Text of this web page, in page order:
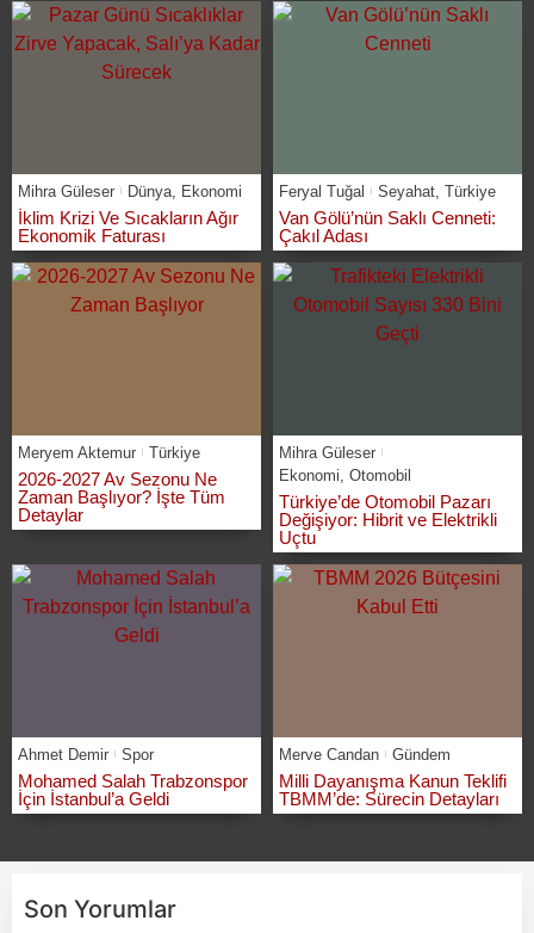
Mihra Güleser Dünya Ekonomi
İklim Krizi Ve Sıcakların Ağır
Ekonomik Faturası
Feryal Tuğal Seyahat Türkiye
Van Gölü’nün Saklı Cenneti:
Çakıl Adası
Meryem Aktemur Türkiye
2026-2027 Av Sezonu Ne
Zaman Başlıyor? İşte Tüm
Detaylar
Mihra Güleser
Ekonomi Otomobil
Türkiye’de Otomobil Pazarı
Değişiyor: Hibrit ve Elektrikli
Uçtu
Ahmet Demir Spor
Mohamed Salah Trabzonspor
İçin İstanbul’a Geldi
Merve Candan Gündem
Milli Dayanışma Kanun Teklifi
TBMM’de: Sürecin Detayları
Son Yorumlar